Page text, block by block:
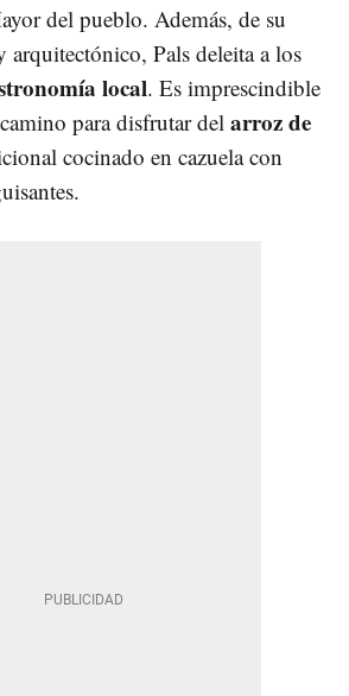
del pueblo. Además, de su
Pals deleita a los
local. Es imprescindible
para disfrutar del arroz de
cocinado en cazuela con